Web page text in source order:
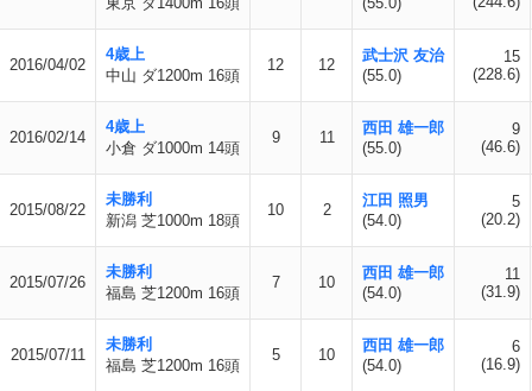
2016/04/02
4歳上
中山 ダ1200m 16頭
12 12
武士沢 友治
(55.0)
15
(228.6)
2016/02/14
4歳上
小倉 ダ1000m 14頭
9 11
西田 雄一郎
(55.0)
9
(46.6)
2015/08/22
未勝利
新潟 芝1000m 18頭
10 2
江田 照男
(54.0)
5
(20.2)
2015/07/26
未勝利
福島 芝1200m 16頭
7 10
西田 雄一郎
(54.0)
11
(31.9)
2015/07/11
未勝利
福島 芝1200m 16頭
5 10
西田 雄一郎
(54.0)
6
(16.9)